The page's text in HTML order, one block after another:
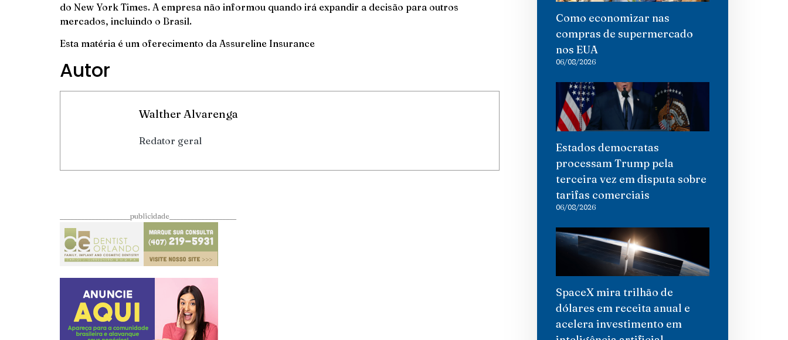
do New York Times. A empresa não informou quando irá expandir a decisão para outros
mercados, incluindo o Brasil.
Esta matéria é um oferecimento da Assureline Insurance
Autor
Walther Alvarenga
Redator geral
____________________publicidade___________________
Como economizar nas
compras de supermercado
nos EUA
06/08/2026
Estados democratas
processam Trump pela
terceira vez em disputa sobre
tarifas comerciais
06/08/2026
SpaceX mira trilhão de
dólares em receita anual e
acelera investimento em